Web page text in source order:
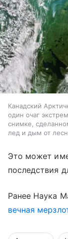
Канадский
один очаг
снимке,
лед и дым от
Это может
последствия
Ранее Наука
вечная